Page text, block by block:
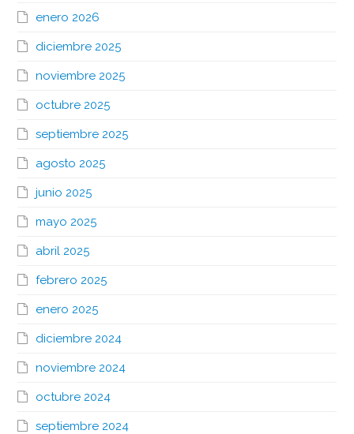
enero 2026
diciembre 2025
noviembre 2025
octubre 2025
septiembre 2025
agosto 2025
junio 2025
mayo 2025
abril 2025
febrero 2025
enero 2025
diciembre 2024
noviembre 2024
octubre 2024
septiembre 2024